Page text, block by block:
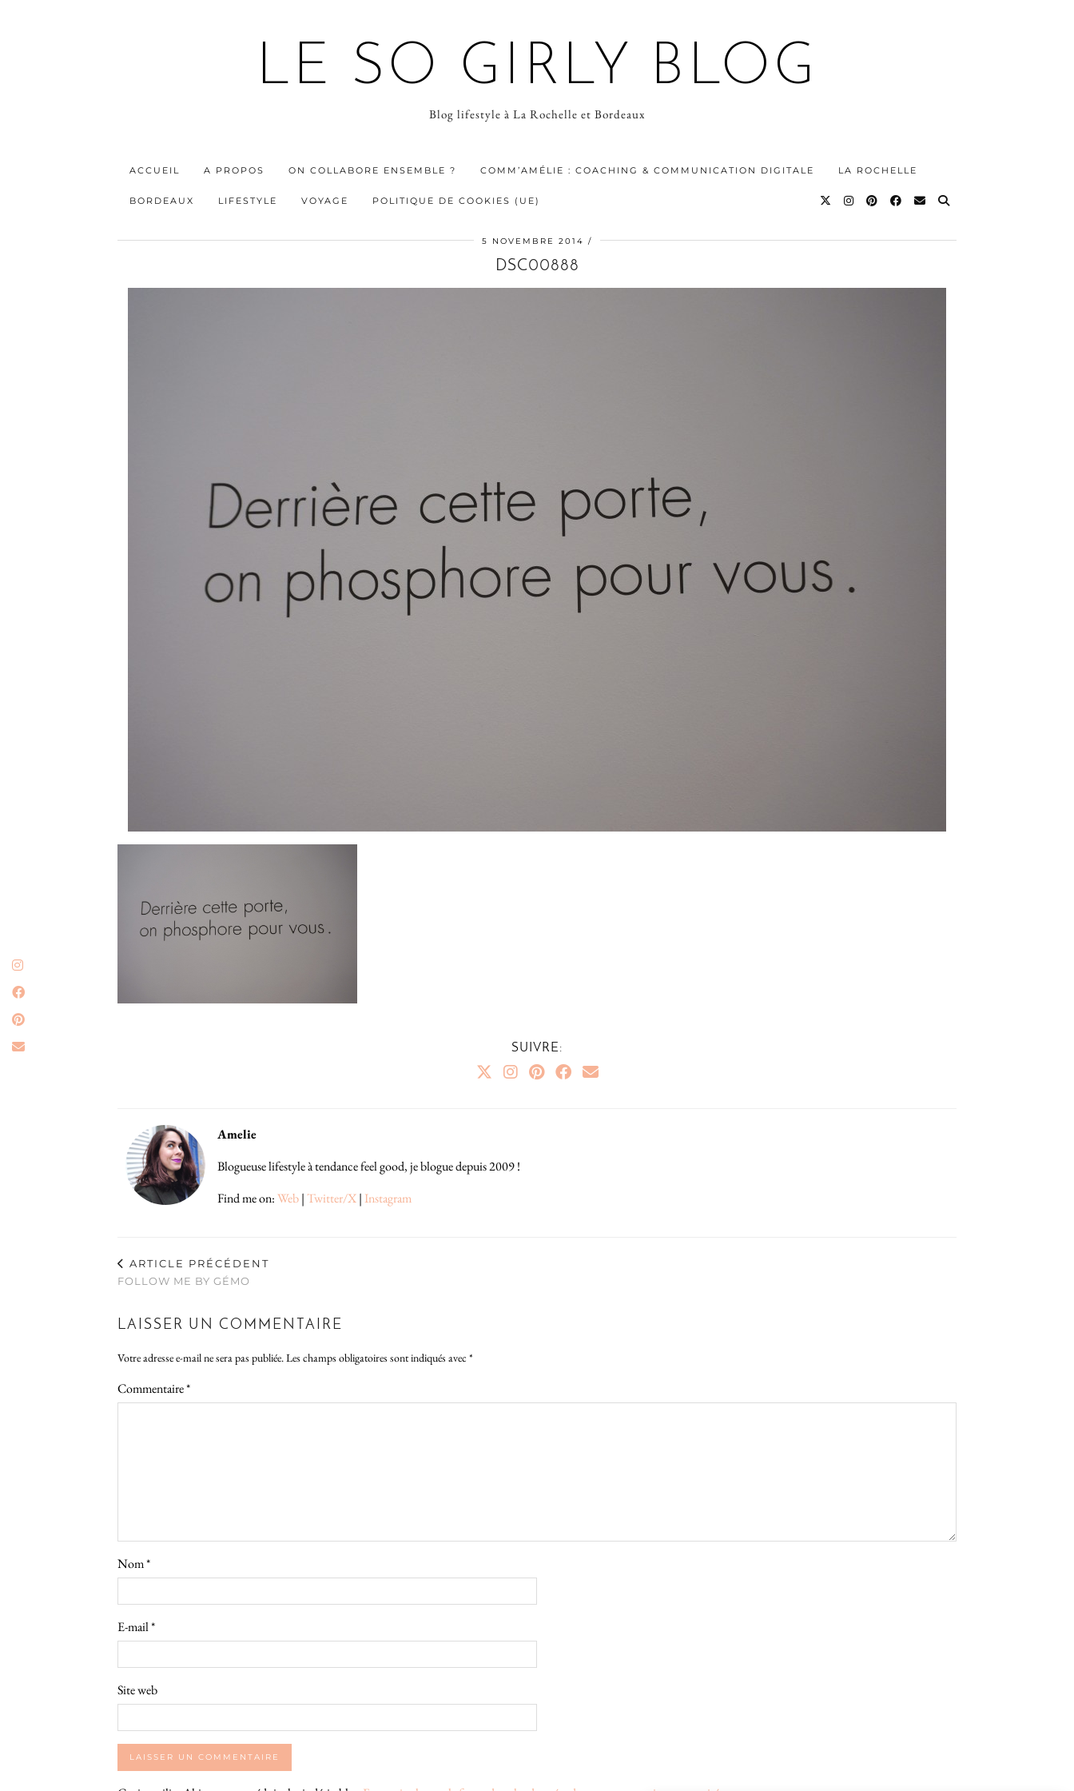
LE SO GIRLY BLOG
Blog lifestyle à La Rochelle et Bordeaux
ACCUEIL A PROPOS ON COLLABORE ENSEMBLE ? COMM’AMÉLIE : COACHING & COMMUNICATION DIGITALE LA ROCHELLE
BORDEAUX LIFESTYLE VOYAGE POLITIQUE DE COOKIES (UE)
5 NOVEMBRE 2014
DSC00888
SUIVRE:
Amelie
Blogueuse lifestyle à tendance feel good, je blogue depuis 2009 !
Find me on:Web|Twitter/X| Instagram
ARTICLE PRÉCÉDENT
FOLLOW ME BY GÉMO
LAISSER UN COMMENTAIRE
Votre adresse e-mail ne sera pas publiée.Les champs obligatoires sont indiqués avec *
Commentaire*
Nom*
E-mail*
Site web